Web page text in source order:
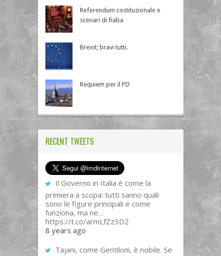
Referendum costituzionale e
scenari di fiaba
Brexit; bravi tutti.
Requiem per il PD
RECENT TWEETS
Il Governo in Italia è come la
primiera a scopa: tutti sanno quali
sono le figure principali e come
funziona, ma ne…
https://t.co/armLfZz3D2
8 years ago
Tajani, come Gentiloni, è nobile. Se